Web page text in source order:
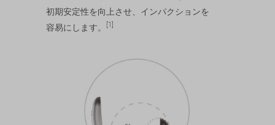
初期安定性を向上させ、インパクションを
容易にします。
[1]